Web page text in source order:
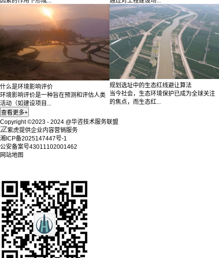
什么是环境影响评价
环境影响评价是一种旨在预测和评估人类
活动（如建设项目...
规划选址中的生态红线避让算法
当今社会，生态环境保护已成为全球关注
的焦点，而生态红...
Copyright ©2023 - 2024 @华咨技术服务联盟
紫虎提供企业内容营销服务
湘ICP备2025147447号-1
公安备案号43011102001462
网站地图